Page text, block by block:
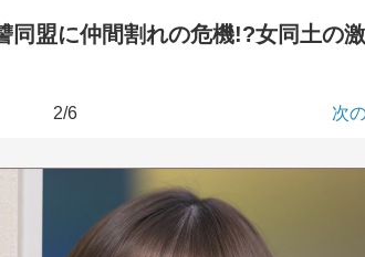
同盟に仲間割れの危機!?女同土の
2/6 次